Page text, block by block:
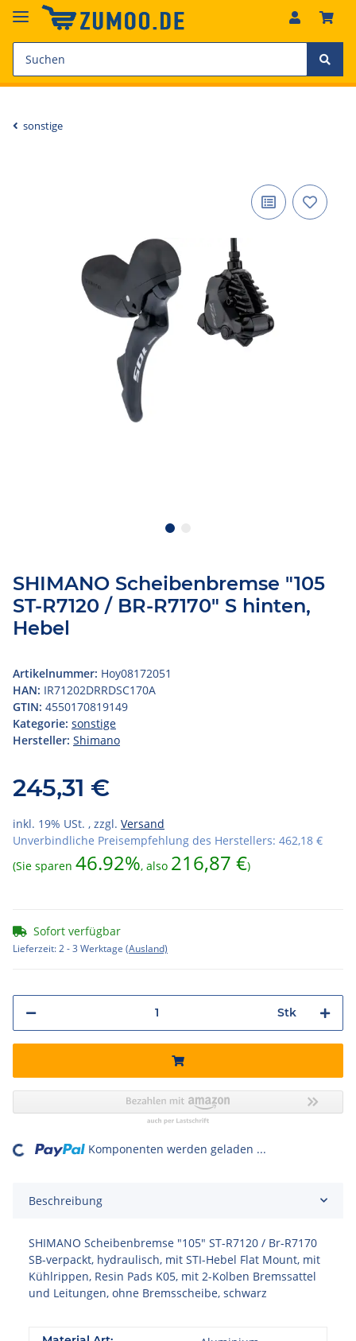
sonstige
SHIMANO Scheibenbremse "105
ST-R7120 / BR-R7170" S hinten,
Hebel
Artikelnummer: Hoy08172051
HAN: IR71202DRRDSC170A
GTIN: 4550170819149
Kategorie: sonstige
Hersteller: Shimano
245,31 €
inkl. 19% USt. , zzgl. Versand
Unverbindliche Preisempfehlung des Herstellers: 462,18 €
(Sie sparen 46.92%, also 216,87 €)
Sofort verfügbar
Lieferzeit:2 - 3 Werktage (Ausland)
Stk
Komponenten werden geladen ...
Beschreibung
SHIMANO Scheibenbremse "105" ST-R7120 / Br-R7170
SB-verpackt, hydraulisch, mit STI-Hebel Flat Mount, mit
Kühlrippen, Resin Pads K05, mit 2-Kolben Bremssattel
und Leitungen, ohne Bremsscheibe, schwarz